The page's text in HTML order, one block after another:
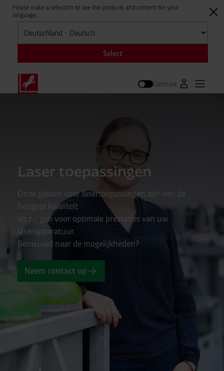
Please make a selection to see the products and content for your
language.
Selecteren
Select
Contrast Naar
Laser toepassingen
Onze gassen voor lasertoepassingen zijn van de
hoogste kwaliteit
en zorgen voor optimale prestaties van uw
laserapparatuur.
Benieuwd naar de mogelijkheden?
Neem contact op